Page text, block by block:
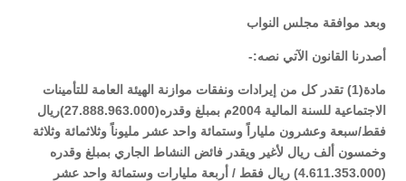
وبعد موافقة مجلس النواب
أصدرنا القانون الآتي نصه:-
مادة(1) تقدر كل من إيرادات ونفقات موازنة الهيئة العامة للتأمينات
الاجتماعية للسنة المالية 2004م بمبلغ وقدره(27.888.963.000)ريال
فقط/سبعة وعشرون ملياراً وستمائة واحد عشر مليوناً وثلاثمائة وثلاثة
وخمسون ألف ريال لأغير ويقدر فائض النشاط الجاري بمبلغ وقدره
(4.611.353.000) ريال فقط / أربعة مليارات وستمائة واحد عشر